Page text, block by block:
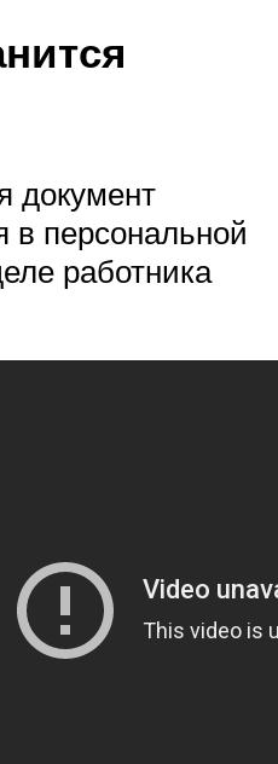
документ
в персональной
работника